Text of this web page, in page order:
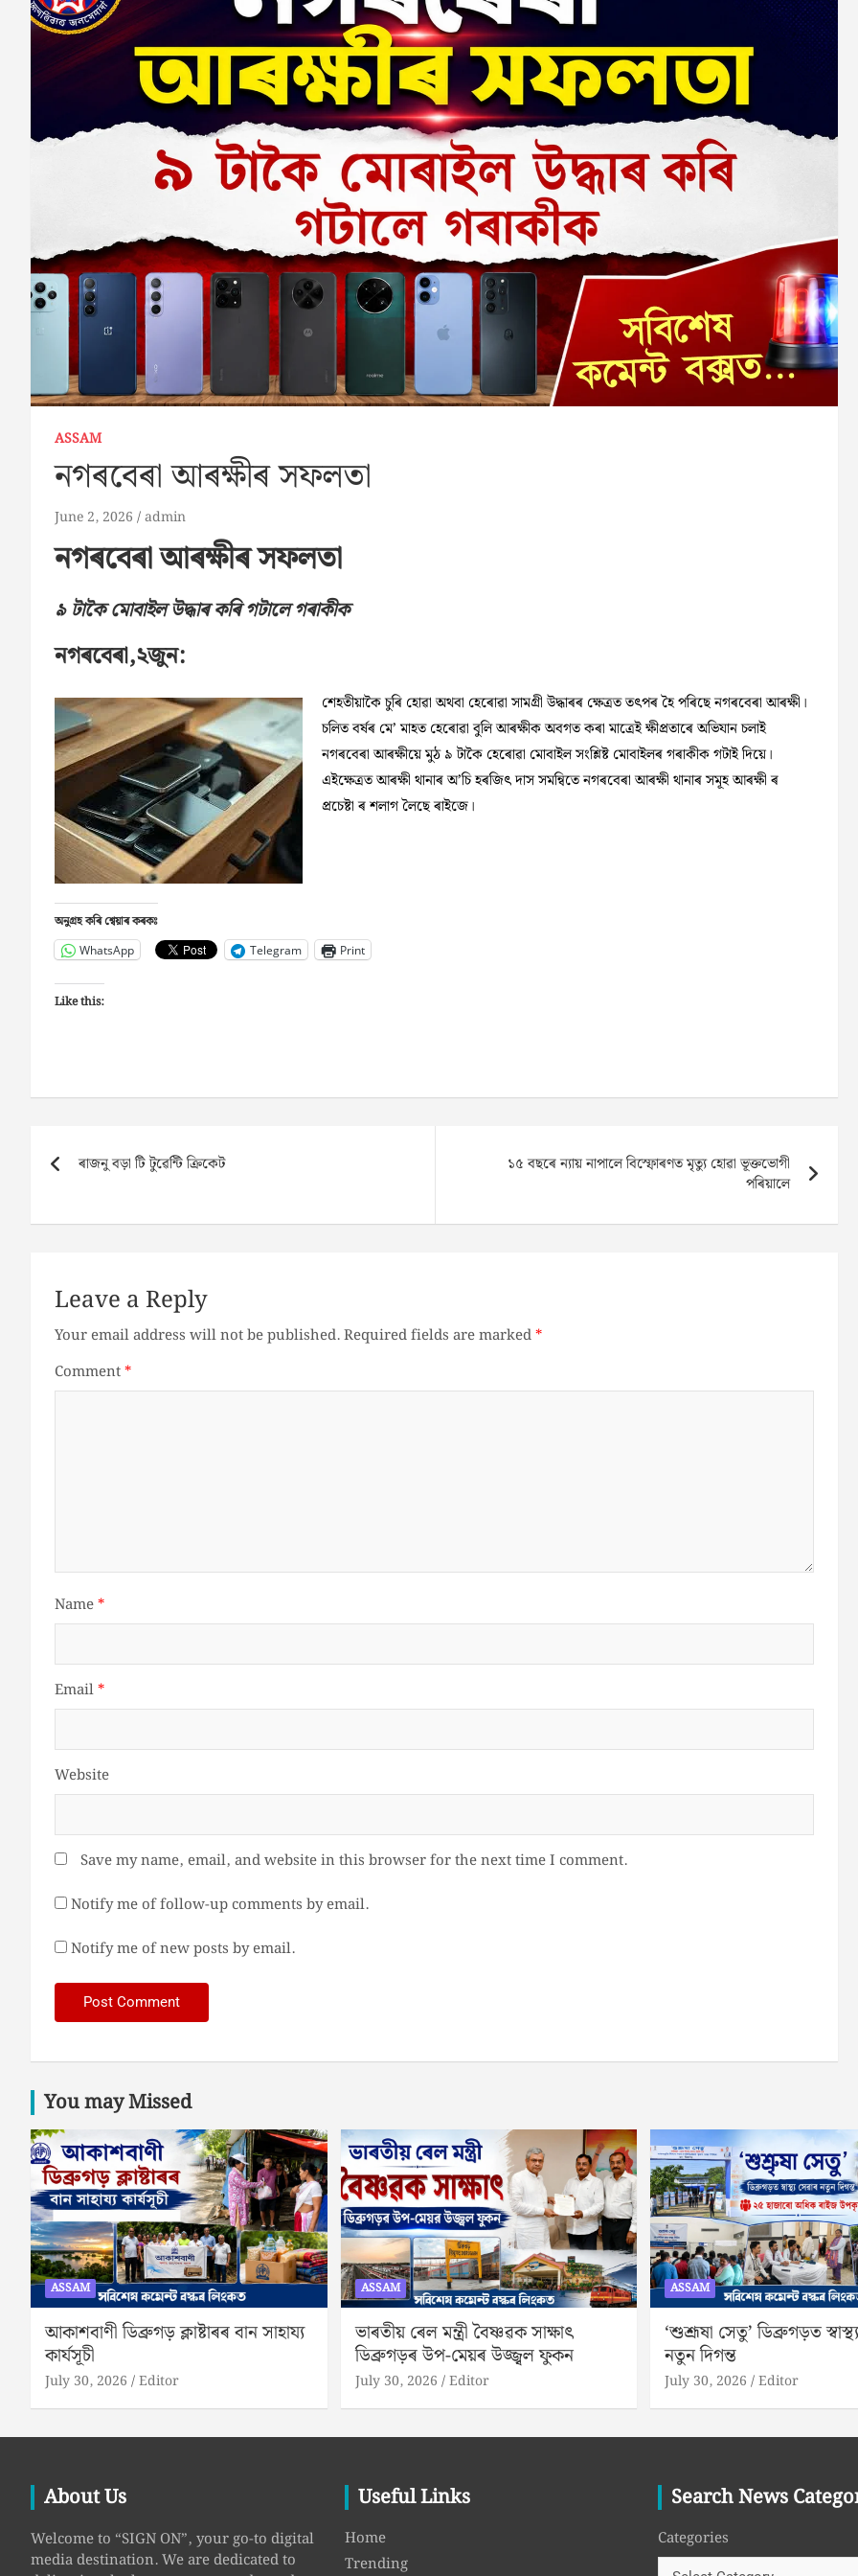
ASSAM
নগৰবেৰা আৰক্ষীৰ সফলতা
June 2, 2026 admin
নগৰবেৰা আৰক্ষীৰ সফলতা
৯ টাকৈ মোবাইল উদ্ধাৰ কৰি গটালে গৰাকীক
নগৰবেৰা,২জুন:
শেহতীয়াকৈ চুৰি হোৱা অথবা হেৰোৱা সামগ্ৰী উদ্ধাৰৰ ক্ষেত্ৰত তৎপৰ হৈ পৰিছে নগৰবেৰা আৰক্ষী।
চলিত বৰ্ষৰ মে’ মাহত হেৰোৱা বুলি আৰক্ষীক অবগত কৰা মাত্ৰেই ক্ষীপ্ৰতাৰে অভিযান চলাই
নগৰবেৰা আৰক্ষীয়ে মুঠ ৯ টাকৈ হেৰোৱা মোবাইল সংশ্লিষ্ট মোবাইলৰ গৰাকীক গটাই দিয়ে।
এইক্ষেত্ৰত আৰক্ষী থানাৰ অ’চি হৰজিৎ দাস সমন্বিতে নগৰবেৰা আৰক্ষী থানাৰ সমূহ আৰক্ষী ৰ
প্ৰচেষ্টা ৰ শলাগ লৈছে ৰাইজে।
অনুগ্ৰহ কৰি শ্বেয়াৰ কৰকঃ
WhatsApp Telegram Print
Like this:
Post
navigation
ৰাজনু বড়া টি টুৱেন্টি ক্ৰিকেট
১৫ বছৰে ন্যায় নাপালে বিস্ফোৰণত মৃত্যু হোৱা ভূক্তভোগী
পৰিয়ালে
Leave a Reply
Your email address will not be published.Required fields are marked*
Comment*
Name*
Email*
Website
Save my name, email, and website in this browser for the next time I comment.
Notify me of follow-up comments by email.
Notify me of new posts by email.
You may Missed
ASSAM
আকাশবাণী ডিব্ৰুগড় ক্লাষ্টাৰৰ বান সাহায্য
কাৰ্যসূচী
July 30, 2026 Editor
ASSAM
ভাৰতীয় ৰেল মন্ত্ৰী বৈষ্ণৱক সাক্ষাৎ
ডিব্ৰুগড়ৰ উপ-মেয়ৰ উজ্জ্বল ফুকন
July 30, 2026 Editor
ASSAM
‘শুশ্ৰূষা সেতু’ ডিব্ৰুগড়ত
নতুন দিগন্ত
July 30, 2026 Editor
About Us
Welcome to “SIGN ON”, your go-to digital
media destination. We are dedicated to
Useful Links
Home
Trending
Search News
Categories